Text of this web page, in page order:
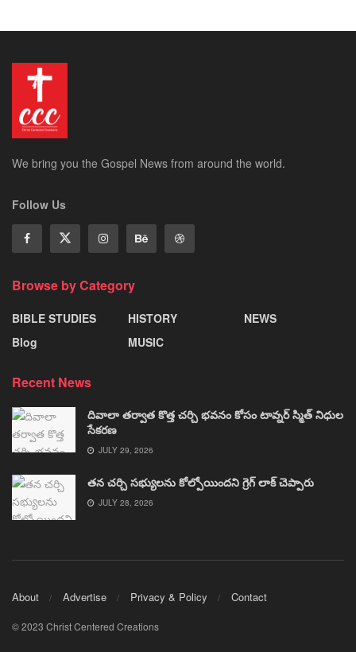
We bring you the Gospel News from around the world.
Follow Us
Browse by Category
BIBLE STUDIES
Blog
HISTORY
MUSIC
NEWS
Recent News
దివాలా తర్వాత కొత్త చర్చి భవనం కోసం టావ్నర్ స్మిత్ నిధుల
సేకరణ
JULY 29, 2026
తన చర్చి సభ్యులను కోల్పోయిందని గ్రెగ్ లాక్ చెప్పారు
JULY 28, 2026
About Advertise Privacy & Policy Contact
© 2023 Christ Centered Creations